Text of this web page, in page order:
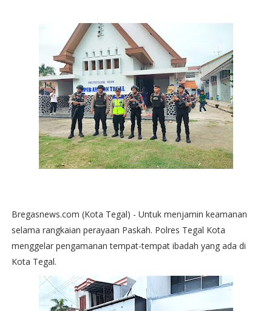
Bregasnews.com (Kota Tegal) - Untuk menjamin keamanan
selama rangkaian perayaan Paskah. Polres Tegal Kota
menggelar pengamanan tempat-tempat ibadah yang ada di
Kota Tegal.